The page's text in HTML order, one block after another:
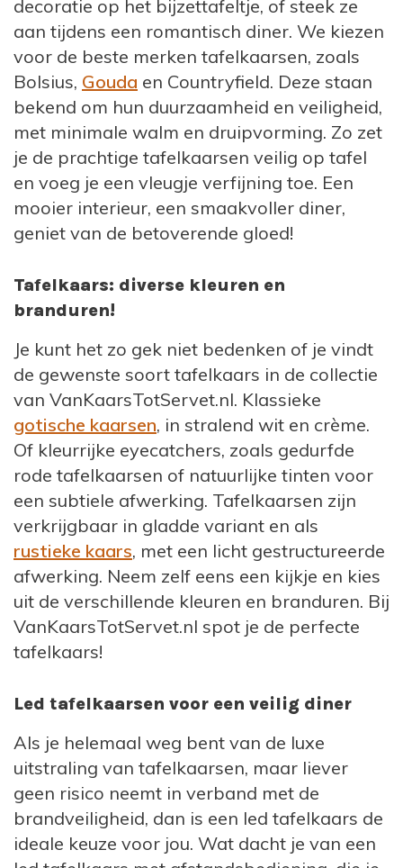
decoratie op het bijzettafeltje, of steek ze
aan tijdens een romantisch diner. We kiezen
voor de beste merken tafelkaarsen, zoals
Bolsius, Gouda en Countryfield. Deze staan
bekend om hun duurzaamheid en veiligheid,
met minimale walm en druipvorming. Zo zet
je de prachtige tafelkaarsen veilig op tafel
en voeg je een vleugje verfijning toe. Een
mooier interieur, een smaakvoller diner,
geniet van de betoverende gloed!
Tafelkaars: diverse kleuren en
branduren!
Je kunt het zo gek niet bedenken of je vindt
de gewenste soort tafelkaars in de collectie
van VanKaarsTotServet.nl. Klassieke
gotische kaarsen, in stralend wit en crème.
Of kleurrijke eyecatchers, zoals gedurfde
rode tafelkaarsen of natuurlijke tinten voor
een subtiele afwerking. Tafelkaarsen zijn
verkrijgbaar in gladde variant en als
rustieke kaars, met een licht gestructureerde
afwerking. Neem zelf eens een kijkje en kies
uit de verschillende kleuren en branduren. Bij
VanKaarsTotServet.nl spot je de perfecte
tafelkaars!
Led tafelkaarsen voor een veilig diner
Als je helemaal weg bent van de luxe
uitstraling van tafelkaarsen, maar liever
geen risico neemt in verband met de
brandveiligheid, dan is een led tafelkaars de
ideale keuze voor jou. Wat dacht je van een